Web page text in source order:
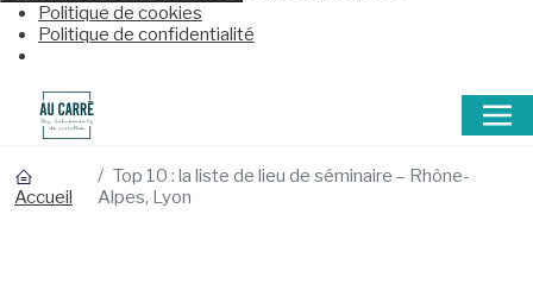
Politique de cookies
Politique de confidentialité
Accueil
Top 10 : la liste de lieu de séminaire – Rhône-
Alpes, Lyon